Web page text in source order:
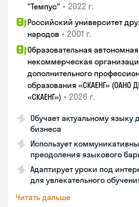
"Темпус" • 2022 г.
Российский университет
народов • 2001 г.
Образовательная автономная
некоммерческая
дополнительного
образования «СКАЕНГ» (ОАНО
«СКАЕНГ») • 2026 г.
Обучает актуальному языку
бизнеса
Использует
преодоления языкового
Адаптирует уроки под
для увлекательного
Читать дальше